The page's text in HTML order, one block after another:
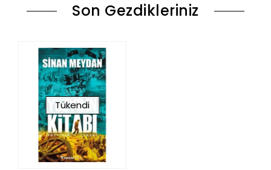
Son Gezdikleriniz
Tükendi